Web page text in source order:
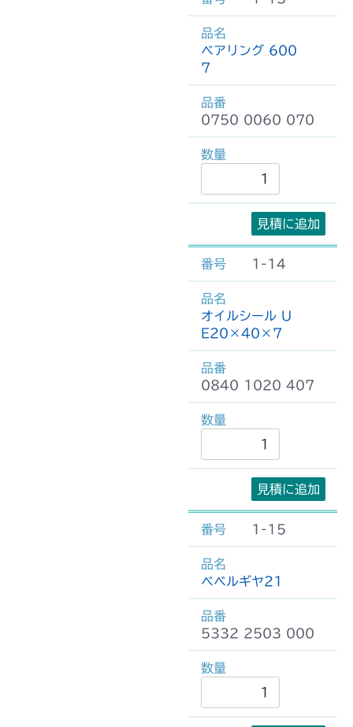
ベアリング 600
7
0750 0060 070
見積に追加
1-14
オイルシール U
E20×40×7
0840 1020 407
見積に追加
1-15
ベベルギヤ21
5332 2503 000